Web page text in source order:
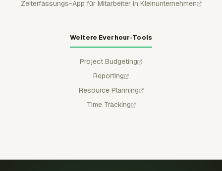
Zeiterfassungs-App für Mitarbeiter in Kleinunternehmen
Weitere Everhour-Tools
Project Budgeting
Reporting
Resource Planning
Time Tracking